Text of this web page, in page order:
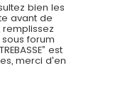
bien les
avant de
forum
est
merci d'en